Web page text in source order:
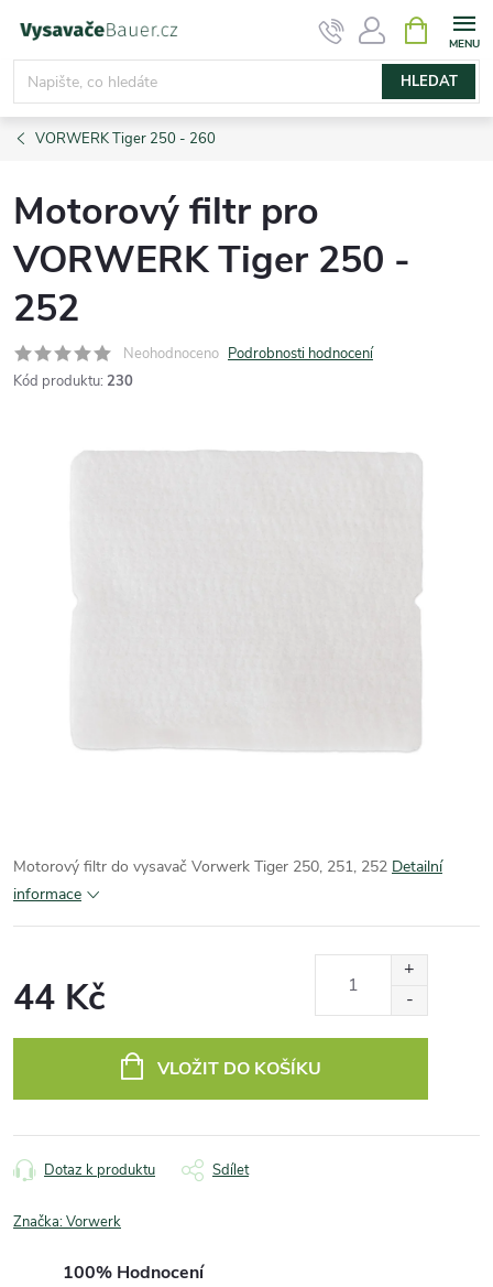
obsah
HLEDAT
NÁKUPNÍ
KOŠÍK
VORWERK Tiger 250 - 260
Motorový filtr pro
VORWERK Tiger 250 -
252
Neohodnoceno Podrobnosti hodnocení
Kód produktu: 230
Motorový filtr do vysavač Vorwerk Tiger 250, 251, 252 Detailní
informace
44 Kč
VLOŽIT DO KOŠÍKU
Dotaz k produktu Sdílet
Značka:Vorwerk
100% Hodnocení